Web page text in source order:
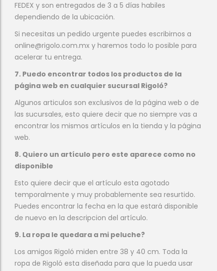
FEDEX y son entregados de 3 a 5 días habiles
dependiendo de la ubicación.
Si necesitas un pedido urgente puedes escribirnos a
online@rigolo.com.mx y haremos todo lo posible para
acelerar tu entrega.
7. Puedo encontrar todos los productos de la
página web en cualquier sucursal Rigoló?
Algunos articulos son exclusivos de la página web o de
las sucursales, esto quiere decir que no siempre vas a
encontrar los mismos artículos en la tienda y la página
web.
8. Quiero un artículo pero este aparece como no
disponible
Esto quiere decir que el artículo esta agotado
temporalmente y muy probablemente sea resurtido.
Puedes encontrar la fecha en la que estará disponible
de nuevo en la descripcion del artículo.
9. La ropa le quedara a mi peluche?
Los amigos Rigoló miden entre 38 y 40 cm. Toda la
ropa de Rigoló esta diseñada para que la pueda usar